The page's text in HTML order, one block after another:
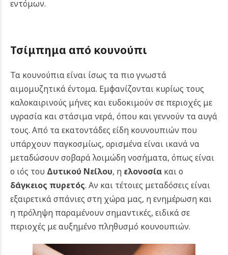
εντόμων.
Τσίμπημα από κουνούπι
Τα κουνούπια είναι ίσως τα πιο γνωστά
αιμομυζητικά έντομα. Εμφανίζονται κυρίως τους
καλοκαιρινούς μήνες και ευδοκιμούν σε περιοχές με
υγρασία και στάσιμα νερά, όπου και γεννούν τα αυγά
τους. Από τα εκατοντάδες είδη κουνουπιών που
υπάρχουν παγκοσμίως, ορισμένα είναι ικανά να
μεταδώσουν σοβαρά λοιμώδη νοσήματα, όπως είναι
ο ιός του Δυτικού Νείλου, η ελονοσία και ο
δάγκειος πυρετός. Αν και τέτοιες μεταδόσεις είναι
εξαιρετικά σπάνιες στη χώρα μας, η ενημέρωση και
η πρόληψη παραμένουν σημαντικές, ειδικά σε
περιοχές με αυξημένο πληθυσμό κουνουπιών.